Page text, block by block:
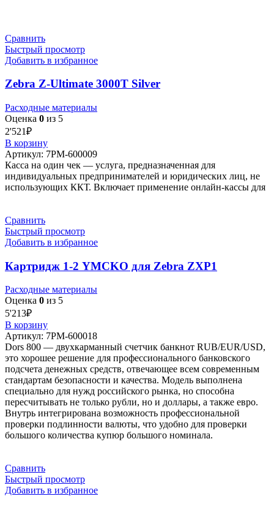
Сравнить
Быстрый просмотр
Добавить в избранное
Zebra Z-Ultimate 3000T Silver
Расходные материалы
Оценка 0 из 5
2'521₽
В корзину
Артикул: 7РМ-600009
Касса на один чек — услуга, предназначенная для
индивидуальных предпринимателей и юридических лиц, не
использующих ККТ. Включает применение онлайн-кассы для
Сравнить
Быстрый просмотр
Добавить в избранное
Картридж 1-2 YMCKO для Zebra ZXP1
Расходные материалы
Оценка 0 из 5
5'213₽
В корзину
Артикул: 7РМ-600018
Dors 800 — двухкарманный счетчик банкнот RUB/EUR/USD,
это хорошее решение для профессионального банковского
подсчета денежных средств, отвечающее всем современным
стандартам безопасности и качества. Модель выполнена
специально для нужд российского рынка, но способна
пересчитывать не только рубли, но и доллары, а также евро.
Внутрь интегрирована возможность профессиональной
проверки подлинности валюты, что удобно для проверки
большого количества купюр большого номинала.
Сравнить
Быстрый просмотр
Добавить в избранное